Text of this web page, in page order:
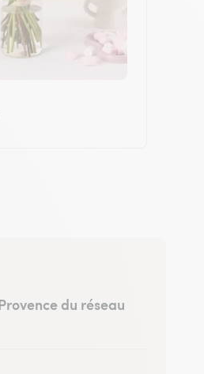
du réseau